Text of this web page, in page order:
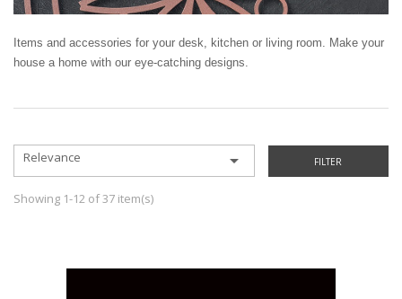
Items and accessories for your desk, kitchen or living room. Make your
house a home with our eye-catching designs.
Relevance  FILTER
Showing 1-12 of 37 item(s)